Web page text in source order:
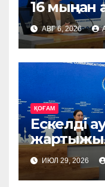
16 мыңнан
көмек
АВГ 6, 2026
ҚОҒАМ
Ескелді
деңгейі
ИЮЛ 29, 2026